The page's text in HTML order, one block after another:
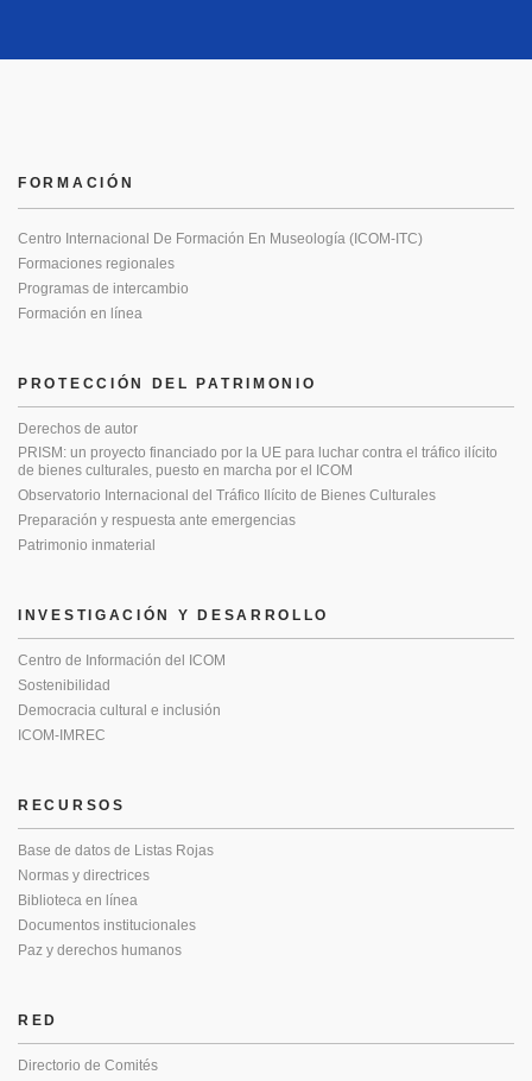
PROTECCIÓN DEL PATRIMONIO
Derechos de autor
PRISM: un proyecto financiado por la UE para luchar contra el tráfico ilícito
de bienes culturales, puesto en marcha por el ICOM
Observatorio Internacional del Tráfico Ilícito de Bienes Culturales
Preparación y respuesta ante emergencias
Patrimonio inmaterial
FORMACIÓN
Centro Internacional De Formación En Museología (ICOM-ITC)
Formaciones regionales
Programas de intercambio
Formación en línea
INVESTIGACIÓN Y DESARROLLO
Centro de Información del ICOM
Sostenibilidad
Democracia cultural e inclusión
ICOM-IMREC
RECURSOS
Base de datos de Listas Rojas
Normas y directrices
Biblioteca en línea
Documentos institucionales
Paz y derechos humanos
RED
Directorio de Comités